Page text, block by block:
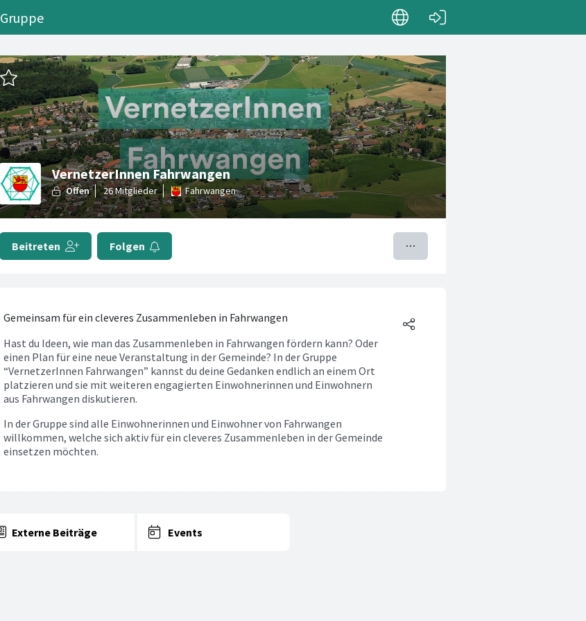
Gruppe
VernetzerInnen Fahrwangen
Fahrwangen
Beitreten Folgen
Gemeinsam für ein cleveres Zusammenleben in Fahrwangen
Hast du Ideen, wie man das Zusammenleben in Fahrwangen fördern kann? Oder
einen Plan für eine neue Veranstaltung in der Gemeinde? In der Gruppe
“VernetzerInnen Fahrwangen” kannst du deine Gedanken endlich an einem Ort
platzieren und sie mit weiteren engagierten Einwohnerinnen und Einwohnern
aus Fahrwangen diskutieren.
In der Gruppe sind alle Einwohnerinnen und Einwohner von Fahrwangen
willkommen, welche sich aktiv für ein cleveres Zusammenleben in der Gemeinde
einsetzen möchten.
Externe Beiträge Events